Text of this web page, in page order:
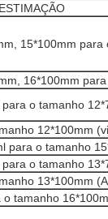
15*100mm para
16*100mm
o tamanho
12*100mm
para o tamanho
o tamanho
13*100mm
tamanho